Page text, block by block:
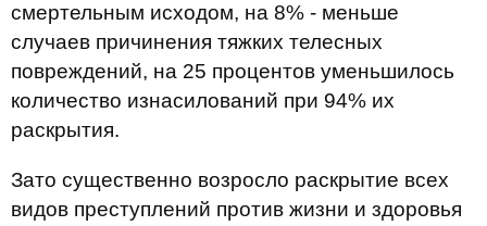
смертельным исходом, на 8% - меньше
случаев причинения тяжких телесных
повреждений, на 25 процентов уменьшилось
количество изнасилований при 94% их
раскрытия.
Зато существенно возросло раскрытие всех
видов преступлений против жизни и здоровья